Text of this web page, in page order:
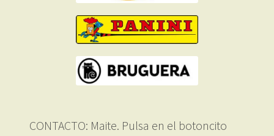
CONTACTO: Maite. Pulsa en el botoncito